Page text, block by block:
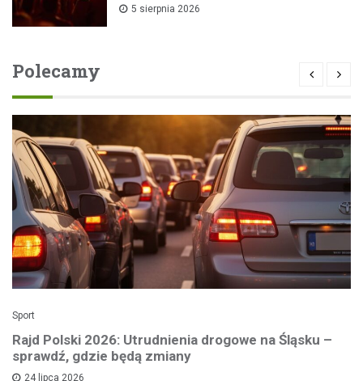
5 sierpnia 2026
Polecamy
Sport
Rajd Polski 2026: Utrudnienia drogowe na Śląsku –
sprawdź, gdzie będą zmiany
24 lipca 2026